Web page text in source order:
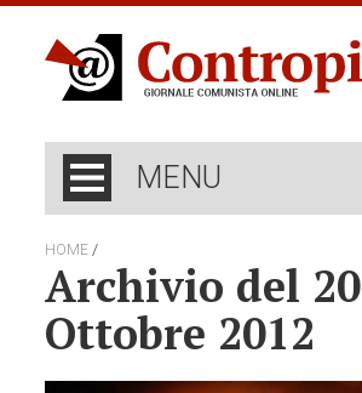
MENU
HOME /
Archivio del 20
Ottobre 2012